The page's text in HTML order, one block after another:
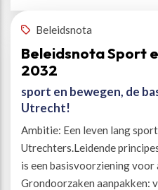
Beleidsnota
Beleidsnota Sport
2032
sport en bewegen, de
Utrecht!
Ambitie: Een leven lang
Utrechters.Leidende
is een basisvoorziening
Grondoorzaken aanpakken: